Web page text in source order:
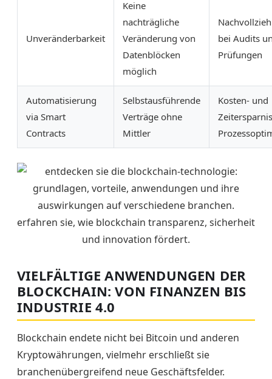
Unveränderbarkeit
Keine
nachträgliche
Veränderung von
Datenblöcken
möglich
bei Audits
Prüfungen
Automatisierung
via Smart
Contracts
Selbstausführende
Verträge ohne
Mittler
Kosten- und
VIELFÄLTIGE ANWENDUNGEN DER
BLOCKCHAIN: VON FINANZEN BIS
INDUSTRIE 4.0
Blockchain endete nicht bei Bitcoin und anderen
Kryptowährungen, vielmehr erschließt sie
branchenübergreifend neue Geschäftsfelder.